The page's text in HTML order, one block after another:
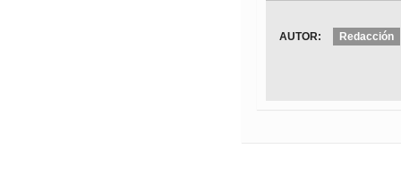
AUTOR: Redacción